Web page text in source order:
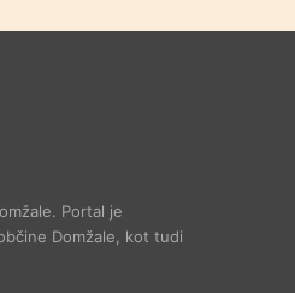
Portal je
Domžale, kot tudi